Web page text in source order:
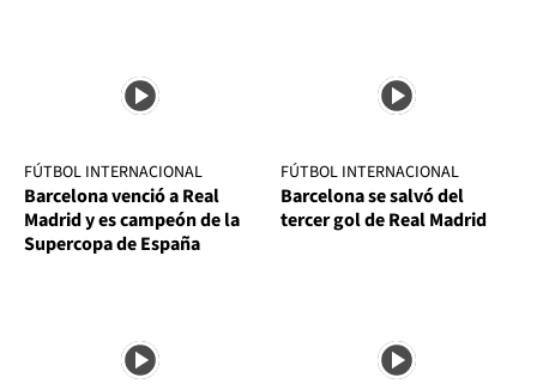
FÚTBOL INTERNACIONAL
Barcelona venció a Real
Madrid y es campeón de la
Supercopa de España
FÚTBOL INTERNACIONAL
Barcelona se salvó del
tercer gol de Real Madrid